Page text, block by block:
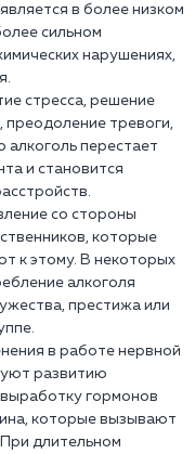
в более низком
сильном
нарушениях,
стресса, решение
тревоги,
алкоголь перестает
и становится
со стороны
которые
к этому. В некоторых
алкоголя
престижа или
в работе нервной
развитию
гормонов
которые вызывают
длительном